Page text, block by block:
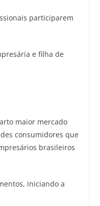
participarem
e filha de
maior mercado
consumidores que
brasileiros
iniciando a